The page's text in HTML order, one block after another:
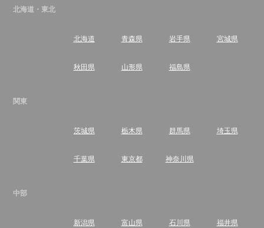
北海道・東北
北海道 青森県 岩手県 宮城県
秋田県 山形県 福島県
関東
茨城県 栃木県 群馬県 埼玉県
千葉県 東京都 神奈川県
中部
新潟県 富山県 石川県 福井県